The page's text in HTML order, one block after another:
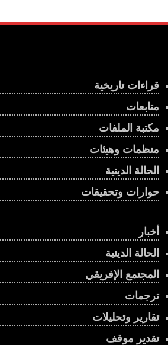
قراءات تاريخية
متابعات
مكتبة الملفات
منظمات وهيئات
الحالة الدينية
حوارات وتحقيقات
أخبار
الحالة الدينية
المجتمع الإفريقي
ترجمات
تقارير وتحليلات
تقدير موقف